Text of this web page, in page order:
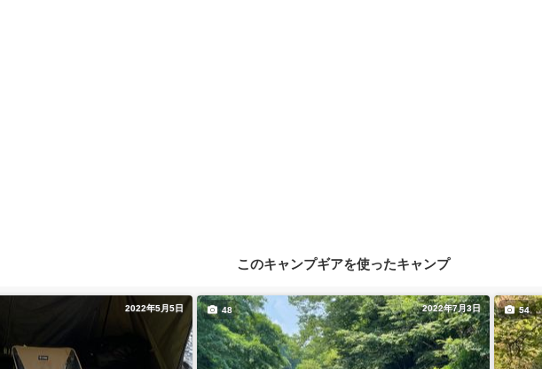
このキャンプギアを使ったキャンプ
2022年5月5日 2022年7月3日
48 54